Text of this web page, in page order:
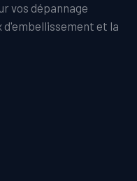
vos dépannage
d'embellissement et la